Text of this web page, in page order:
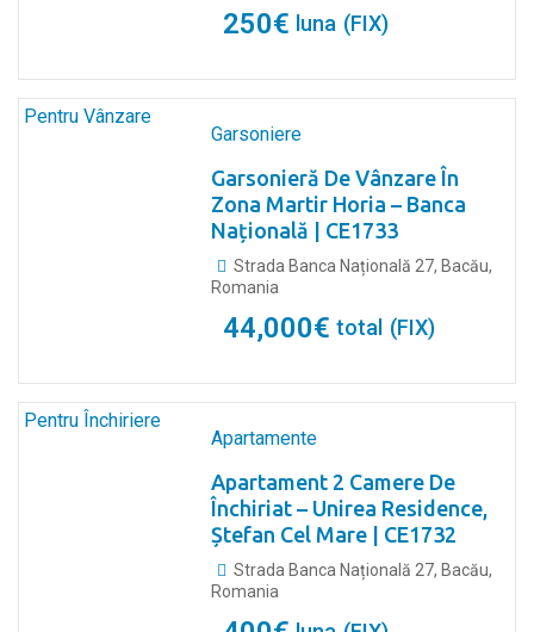
250€ luna (FIX)
Pentru Vânzare
Garsoniere
Garsonieră De Vânzare În
Zona Martir Horia – Banca
Națională | CE1733
Strada Banca Națională 27, Bacău,
Romania
44,000€ total (FIX)
Pentru Închiriere
Apartamente
Apartament 2 Camere De
Închiriat – Unirea Residence,
Ștefan Cel Mare | CE1732
Strada Banca Națională 27, Bacău,
Romania